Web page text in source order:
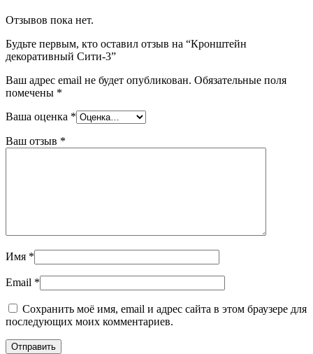
Отзывов пока нет.
Будьте первым, кто оставил отзыв на “Кронштейн
декоративный Сити-3”
Ваш адрес email не будет опубликован. Обязательные поля
помечены *
Ваша оценка *
Ваш отзыв *
Имя *
Email *
Сохранить моё имя, email и адрес сайта в этом браузере для
последующих моих комментариев.